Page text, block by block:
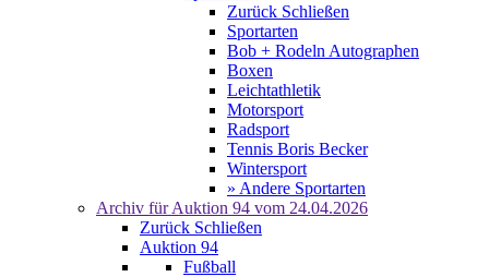
Zurück Schließen
Sportarten
Bob + Rodeln Autographen
Boxen
Leichtathletik
Motorsport
Radsport
Tennis Boris Becker
Wintersport
» Andere Sportarten
Archiv für Auktion 94 vom 24.04.2026
Zurück Schließen
Auktion 94
Fußball